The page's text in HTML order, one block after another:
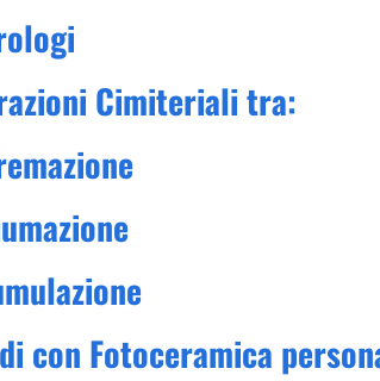
Cimiteriali tra:
con Fotoceramica